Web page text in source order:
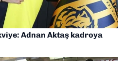
Adnan Aktaş kadroya